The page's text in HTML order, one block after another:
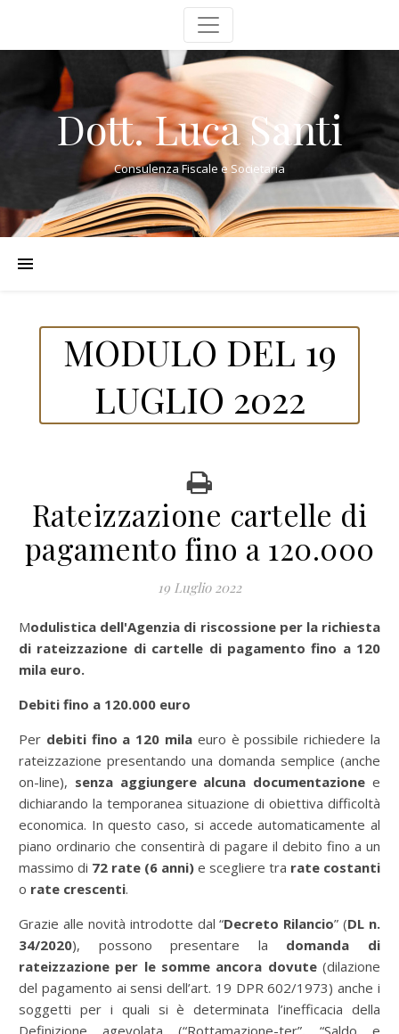
Dott. Luca Santi
Consulenza Fiscale e Societaria
MODULO DEL 19
LUGLIO 2022
Rateizzazione cartelle di
pagamento fino a 120.000
19 Luglio 2022
Modulistica dell'Agenzia di riscossione per la richiesta
di rateizzazione di cartelle di pagamento fino a 120
mila euro.
Debiti fino a 120.000 euro
Per debiti fino a 120 mila euro è possibile richiedere la
rateizzazione presentando una domanda semplice (anche
on-line), senza aggiungere alcuna documentazionee
dichiarando la temporanea situazione di obiettiva difficoltà
economica. In questo caso, si accede automaticamente al
piano ordinario che consentirà di pagare il debito fino a un
massimo di 72 rate (6 anni) e scegliere tra rate costanti
o rate crescenti.
Grazie alle novità introdotte dal “Decreto Rilancio” (DL n.
34/2020), possono presentare la domanda di
rateizzazione per le somme ancora dovute(dilazione
del pagamento ai sensi dell’art. 19 DPR 602/1973) anche i
soggetti per i quali si è determinata l’inefficacia della
Definizione agevolata (“Rottamazione-ter”, “Saldo e